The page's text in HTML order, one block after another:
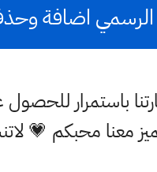
الرسمي اضافة
باستمرار
معنا محبكم 💗